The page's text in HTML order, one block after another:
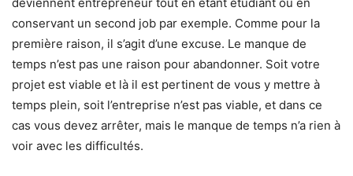
deviennent entrepreneur tout en étant étudiant ou en
conservant un second job par exemple. Comme pour la
première raison, il s’agit d’une excuse. Le manque de
temps n’est pas une raison pour abandonner. Soit votre
projet est viable et là il est pertinent de vous y mettre à
temps plein, soit l’entreprise n’est pas viable, et dans ce
cas vous devez arrêter, mais le manque de temps n’a rien à
voir avec les difficultés.